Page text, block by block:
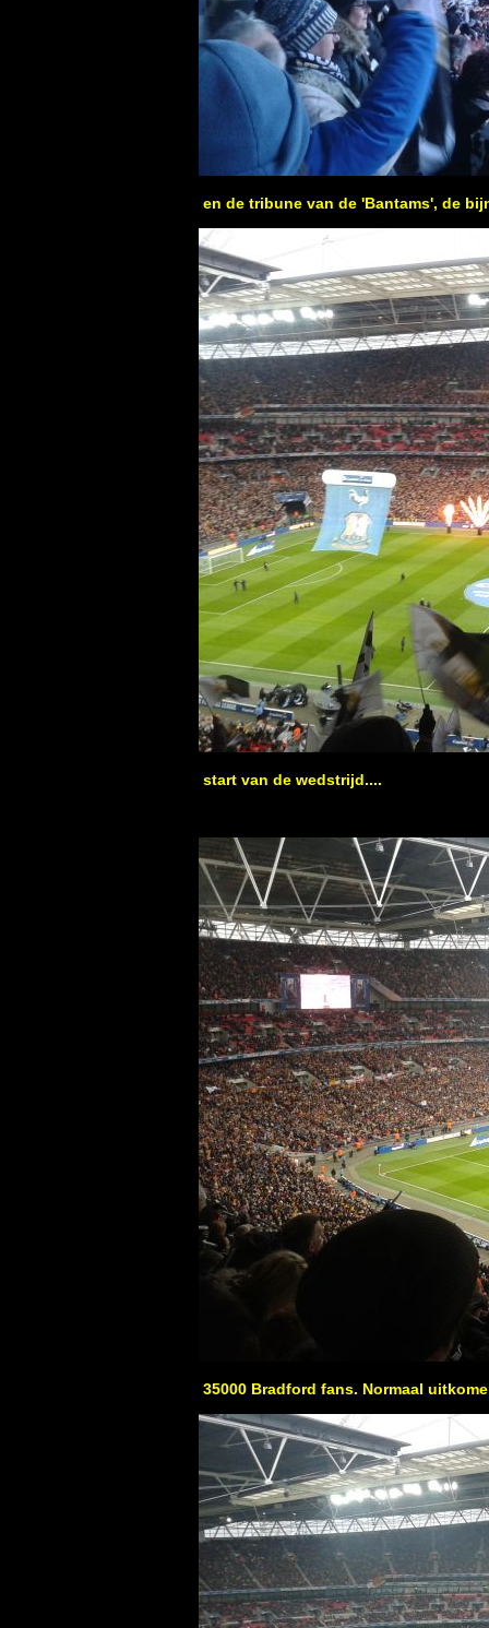
en de tribune van de 'Bantams', de
start van de wedstrijd....
35000 Bradford fans. Normaal